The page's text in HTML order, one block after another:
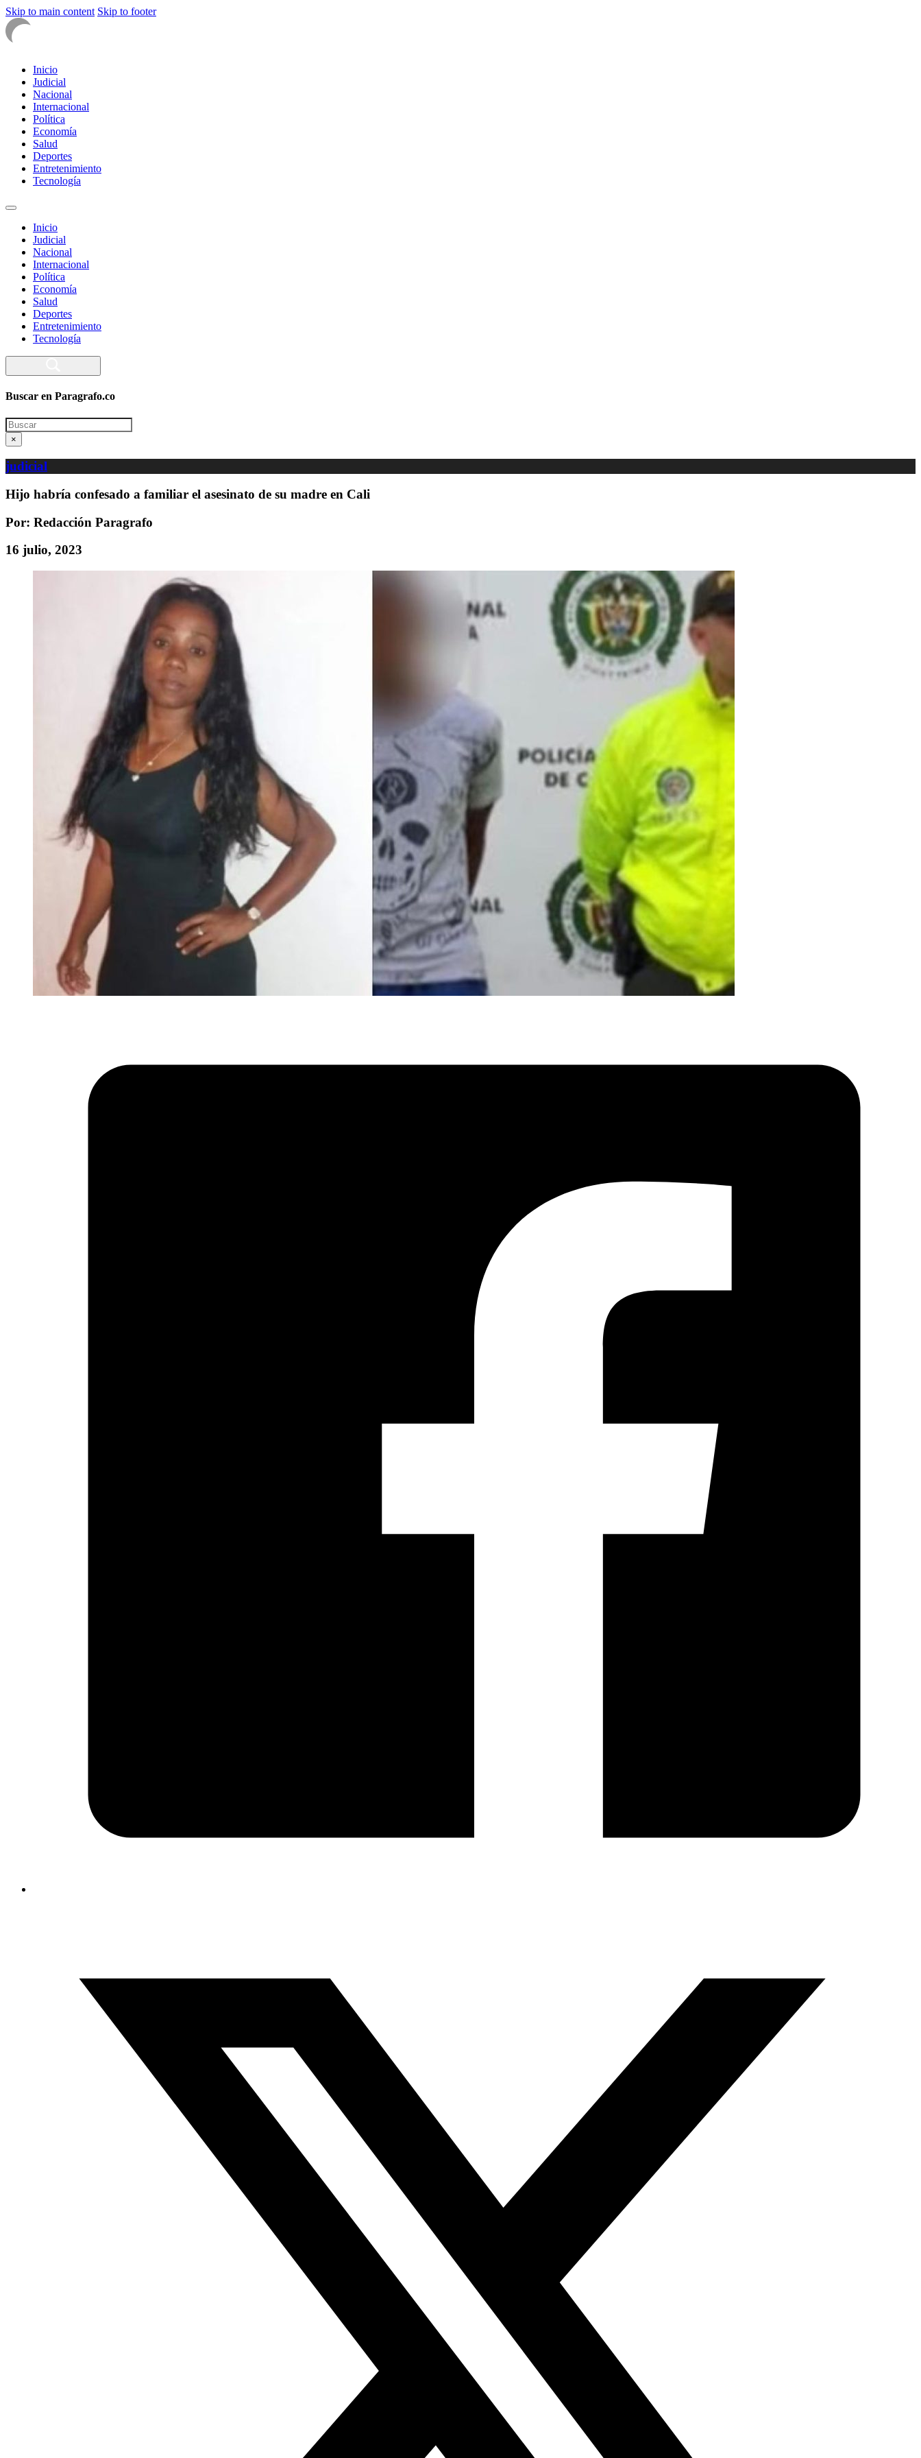
Skip to main content Skip to footer
Inicio
Judicial
Nacional
Internacional
Política
Economía
Salud
Deportes
Entretenimiento
Tecnología
Inicio
Judicial
Nacional
Internacional
Política
Economía
Salud
Deportes
Entretenimiento
Tecnología
Buscar en Paragrafo.co
Search
×
judicial
Hijo habría confesado a familiar el asesinato de su madre en Cali
Por: Redacción Paragrafo
16 julio, 2023